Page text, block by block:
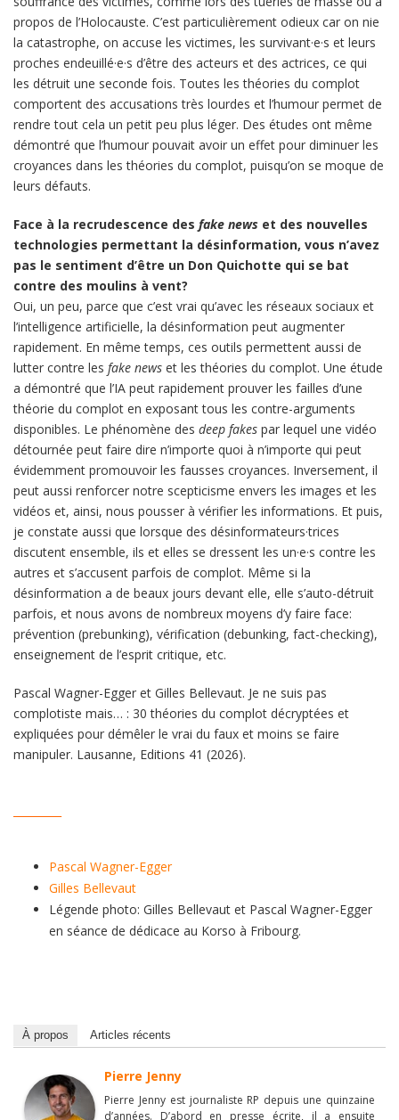
propos de l’Holocauste. C’est particulièrement odieux car on nie
la catastrophe, on accuse les victimes, les survivant·e·s et leurs
proches endeuillé·e·s d’être des acteurs et des actrices, ce qui
les détruit une seconde fois. Toutes les théories du complot
comportent des accusations très lourdes et l’humour permet de
rendre tout cela un petit peu plus léger. Des études ont même
démontré que l’humour pouvait avoir un effet pour diminuer les
croyances dans les théories du complot, puisqu’on se moque de
leurs défauts.
Face à la recrudescence des fake news et des nouvelles
technologies permettant la désinformation, vous n’avez
pas le sentiment d’être un Don Quichotte qui se bat
contre des moulins à vent?
Oui, un peu, parce que c’est vrai qu’avec les réseaux sociaux et
l’intelligence artificielle, la désinformation peut augmenter
rapidement. En même temps, ces outils permettent aussi de
lutter contre les fake news et les théories du complot. Une étude
a démontré que l’IA peut rapidement prouver les failles d’une
théorie du complot en exposant tous les contre-arguments
disponibles. Le phénomène des deep fakes par lequel une vidéo
détournée peut faire dire n’importe quoi à n’importe qui peut
évidemment promouvoir les fausses croyances. Inversement, il
peut aussi renforcer notre scepticisme envers les images et les
vidéos et, ainsi, nous pousser à vérifier les informations. Et puis,
je constate aussi que lorsque des désinformateurs·trices
discutent ensemble, ils et elles se dressent les un·e·s contre les
autres et s’accusent parfois de complot. Même si la
désinformation a de beaux jours devant elle, elle s’auto-détruit
parfois, et nous avons de nombreux moyens d’y faire face:
prévention (prebunking), vérification (debunking, fact-checking),
enseignement de l’esprit critique, etc.
Pascal Wagner-Egger et Gilles Bellevaut. Je ne suis pas
complotiste mais… : 30 théories du complot décryptées et
expliquées pour démêler le vrai du faux et moins se faire
manipuler. Lausanne, Editions 41 (2026).
Pascal Wagner-Egger
Gilles Bellevaut
Légende photo: Gilles Bellevaut et Pascal Wagner-Egger
en séance de dédicace au Korso à Fribourg.
À propos Articles récents
Pierre Jenny
Pierre Jenny est journaliste RP depuis une quinzaine
d’années. D’abord en presse écrite, il a ensuite